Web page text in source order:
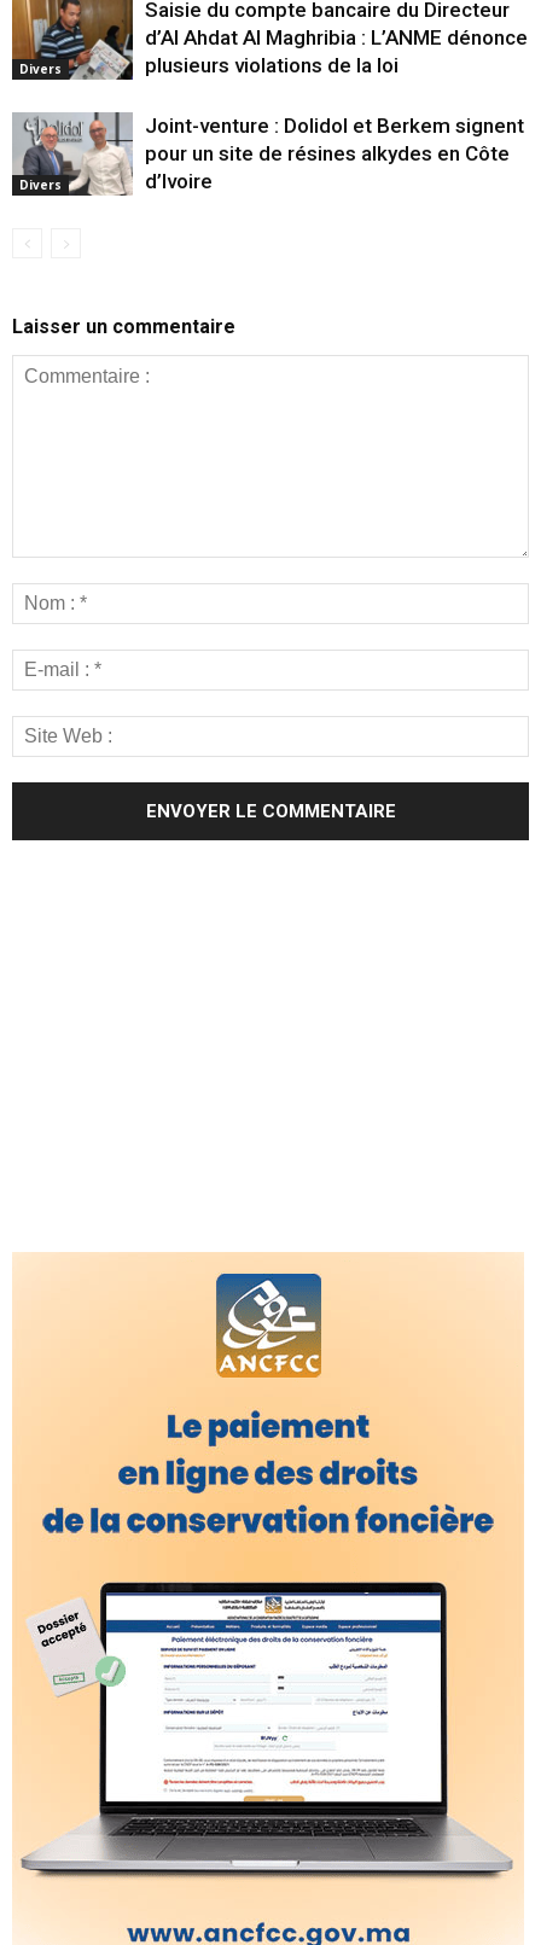
Divers
Saisie du compte bancaire du Directeur
d’Al Ahdat Al Maghribia : L’ANME dénonce
plusieurs violations de la loi
Divers
Joint-venture : Dolidol et Berkem signent
pour un site de résines alkydes en Côte
d’Ivoire
Laisser un commentaire